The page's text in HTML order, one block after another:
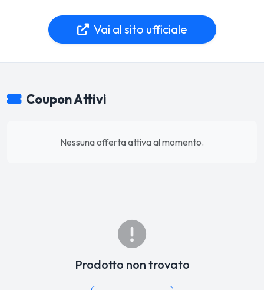
Vai al sito ufficiale
Coupon Attivi
Nessuna offerta attiva al momento.
Prodotto non trovato